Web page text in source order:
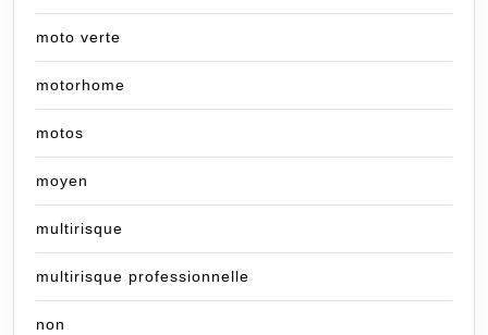
moto verte
motorhome
motos
moyen
multirisque
multirisque professionnelle
non